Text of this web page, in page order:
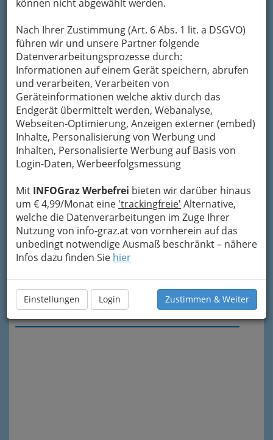
können nicht abgewählt werden.
Nach Ihrer Zustimmung (Art. 6 Abs. 1 lit. a DSGVO)
führen wir und unsere Partner folgende
Datenverarbeitungsprozesse durch:
Informationen auf einem Gerät speichern, abrufen
und verarbeiten, Verarbeiten von
Geräteinformationen welche aktiv durch das
Endgerät übermittelt werden, Webanalyse,
Webseiten-Optimierung, Anzeigen externer (embed)
Inhalte, Personalisierung von Werbung und
Inhalten, Personalisierte Werbung auf Basis von
Login-Daten, Werbeerfolgsmessung
Mit INFOGraz Werbefrei bieten wir darüber hinaus
um € 4,99/Monat eine 'trackingfreie' Alternative,
welche die Datenverarbeitungen im Zuge Ihrer
Nutzung von info-graz.at von vornherein auf das
unbedingt notwendige Ausmaß beschränkt – nähere
Infos dazu finden Sie hier
Einstellungen Login Zustimmen & Weiter
Meine Email Adresse
Mein Betreff
Meine Nachricht
Meine Nachricht senden